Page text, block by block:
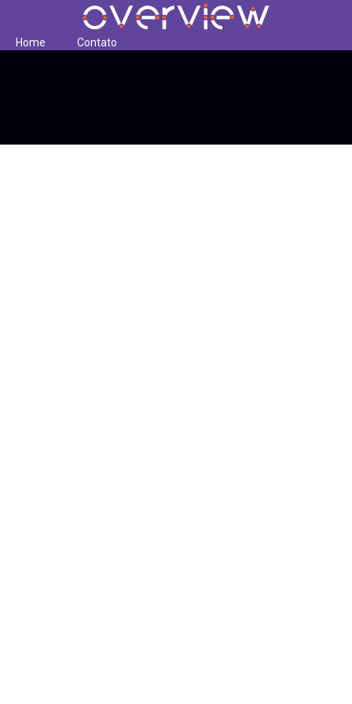
Home Contato